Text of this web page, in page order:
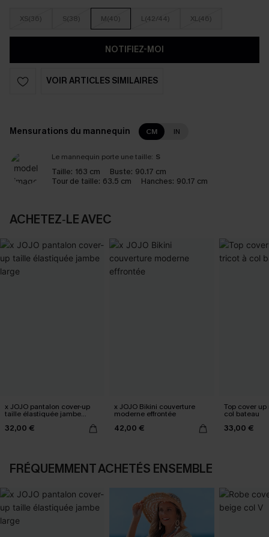
XS(36) S(38) M(40) L(42/44) XL(46)
NOTIFIEZ-MOI
VOIR ARTICLES SIMILAIRES
Mensurations du mannequin CM IN
Le mannequin porte une taille: S
Taille: 163 cm Buste: 90.17 cm
Tour de taille: 63.5 cm Hanches: 90.17 cm
ACHETEZ‑LE AVEC
x JOJO pantalon cover-up
taille élastiquée jambe
32,00 €
x JOJO Bikini couverture
moderne effrontée
42,00 €
Top cover
col bateau
33,00 €
FRÉQUEMMENT ACHETÉS ENSEMBLE